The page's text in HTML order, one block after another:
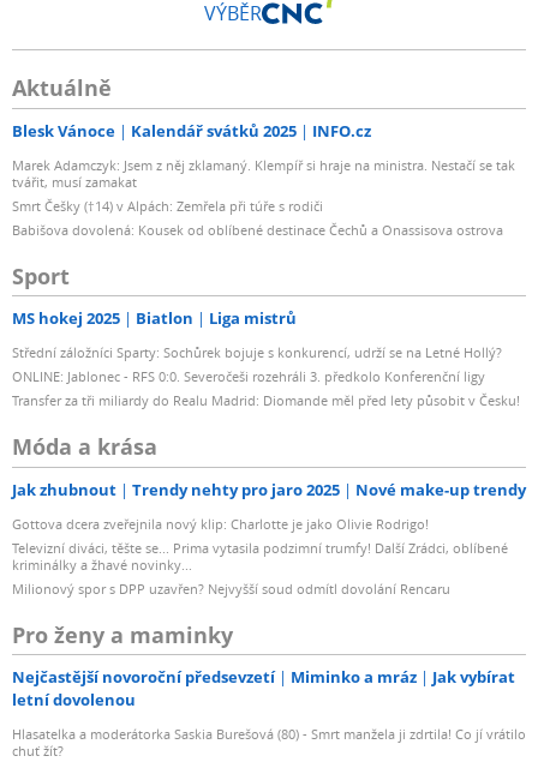
VÝBĚR
Aktuálně
Blesk Vánoce Kalendář svátků 2025 INFO.cz
Marek Adamczyk: Jsem z něj zklamaný. Klempíř si hraje na ministra. Nestačí se tak
tvářit, musí zamakat
Smrt Češky (†14) v Alpách: Zemřela při túře s rodiči
Babišova dovolená: Kousek od oblíbené destinace Čechů a Onassisova ostrova
Sport
MS hokej 2025 Biatlon Liga mistrů
Střední záložníci Sparty: Sochůrek bojuje s konkurencí, udrží se na Letné Hollý?
ONLINE: Jablonec - RFS 0:0. Severočeši rozehráli 3. předkolo Konferenční ligy
Transfer za tři miliardy do Realu Madrid: Diomande měl před lety působit v Česku!
Móda a krása
Jak zhubnout Trendy nehty pro jaro 2025 Nové make-up trendy
Gottova dcera zveřejnila nový klip: Charlotte je jako Olivie Rodrigo!
Televizní diváci, těšte se... Prima vytasila podzimní trumfy! Další Zrádci, oblíbené
kriminálky a žhavé novinky...
Milionový spor s DPP uzavřen? Nejvyšší soud odmítl dovolání Rencaru
Pro ženy a maminky
Nejčastější novoroční předsevzetí Miminko a mráz
Jak vybírat
letní dovolenou
Hlasatelka a moderátorka Saskia Burešová (80) - Smrt manžela ji zdrtila! Co jí vrátilo
chuť žít?